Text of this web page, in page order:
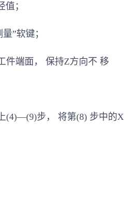
值 ；
量”软键；
件端面 ， 保持Z方向不 移
(4)—(9)步 ， 将第(8) 步中的X